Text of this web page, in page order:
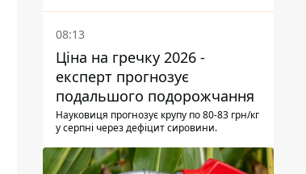
08:13
Ціна на гречку 2026 -
експерт прогнозує
подальшого подорожчання
Науковиця прогнозує крупу по 80-83 грн/кг
у серпні через дефіцит сировини.